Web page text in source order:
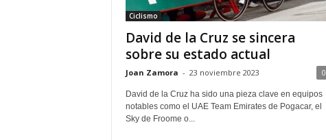
Ciclismo
David de la Cruz se sincera
sobre su estado actual
Joan Zamora - 23 noviembre 2023 0
David de la Cruz ha sido una pieza clave en equipos
notables como el UAE Team Emirates de Pogacar, el
Sky de Froome o...